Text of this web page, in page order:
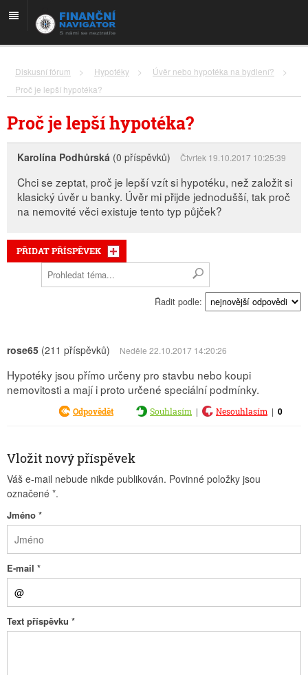
Diskusní fórum > Hypotéky > Úvěr nebo hypotéka na bydlení?
>
Proč je lepší hypotéka?
Proč je lepší hypotéka?
Karolína Podhůrská (0 příspěvků) Čtvrtek 19.10.2017 10:25:39
Chci se zeptat, proč je lepší vzít si hypotéku, než založit si
klasický úvěr u banky. Úvěr mi přijde jednodušší, tak proč
na nemovité věci existuje tento typ půjček?
PŘIDAT PŘÍSPĚVEK
Řadit podle:
rose65 (211 příspěvků) Neděle 22.10.2017 14:20:26
Hypotéky jsou přímo určeny pro stavbu nebo koupi
nemovitosti a mají i proto určené speciální podmínky.
Odpovědět Souhlasím | Nesouhlasím | 0
Vložit nový příspěvek
Váš e-mail nebude nikde publikován. Povinné položky jsou
označené *.
Jméno *
E-mail *
Text příspěvku *